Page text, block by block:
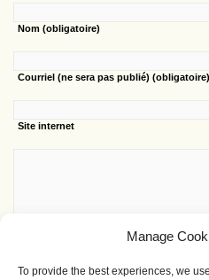
Manage
To provide the best experiences, we
Nom (obligatoire)
Courriel (ne sera pas publié) (obligatoire)
Site internet